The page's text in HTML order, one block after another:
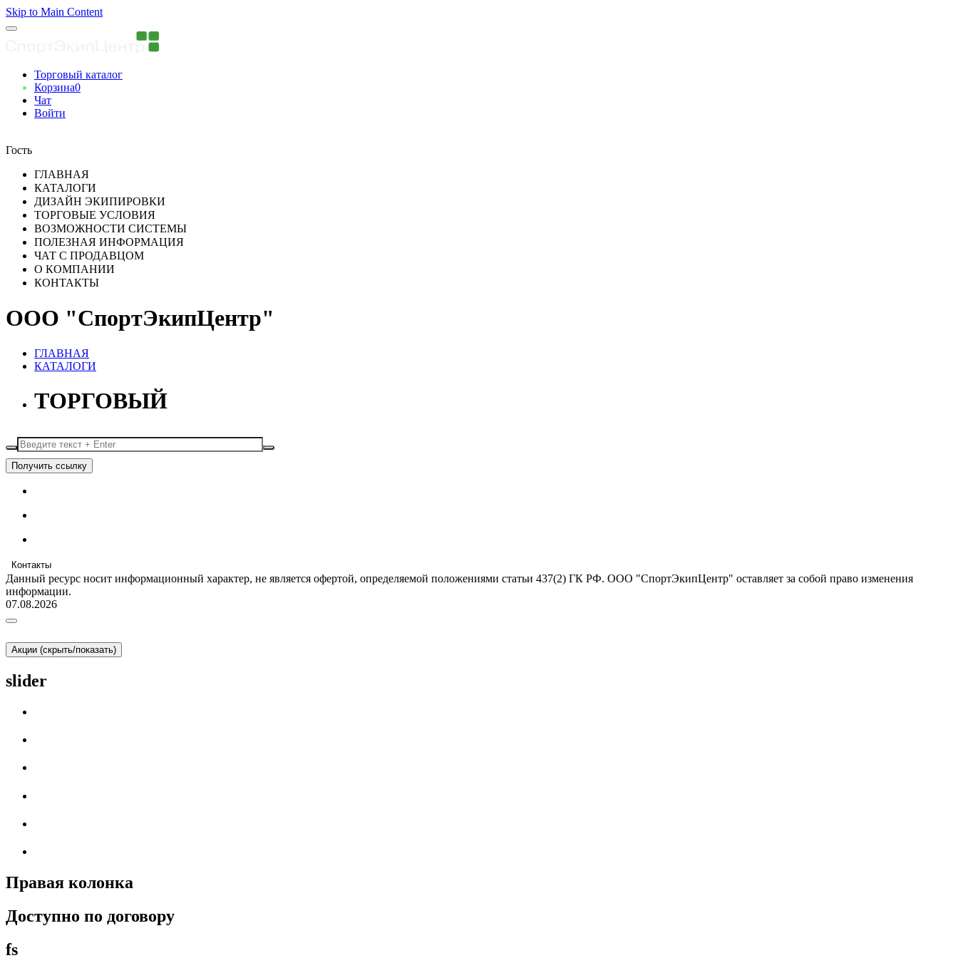
Skip to Main Content
Торговый каталог
Корзина0
Чат
Войти
Гость
ГЛАВНАЯ
КАТАЛОГИ
ДИЗАЙН ЭКИПИРОВКИ
ТОРГОВЫЕ УСЛОВИЯ
ВОЗМОЖНОСТИ СИСТЕМЫ
ПОЛЕЗНАЯ ИНФОРМАЦИЯ
ЧАТ С ПРОДАВЦОМ
О КОМПАНИИ
КОНТАКТЫ
ООО "СпортЭкипЦентр"
ГЛАВНАЯ
КАТАЛОГИ
ТОРГОВЫЙ
Получить ссылку
Контакты
Данный ресурс носит информационный характер, не является офертой, определяемой положениями статьи 437(2) ГК РФ. ООО "СпортЭкипЦентр" оставляет за собой право изменения
информации.
07.08.2026
Акции (скрыть/показать)
slider
Правая колонка
Доступно по договору
fs